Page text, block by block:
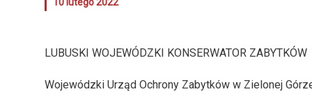
LUBUSKI WOJEWÓDZKI KONSERWATOR ZABYTKÓW
Wojewódzki Urząd Ochrony Zabytków w Zielonej